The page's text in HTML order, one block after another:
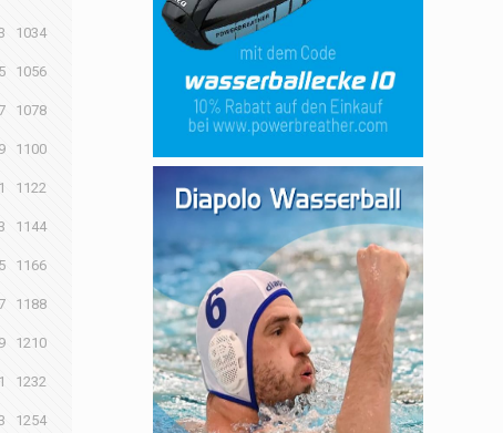
1034
1056
1078
1100
1122
1144
1166
1188
1210
1232
1254